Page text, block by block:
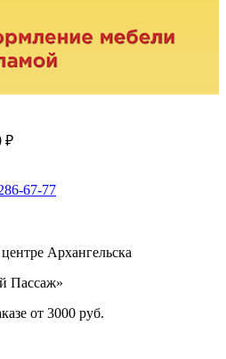
₽
67-77
Архангельска
Пассаж»
от 3000 руб.